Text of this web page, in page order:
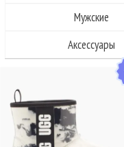
Мужские
Аксессуары